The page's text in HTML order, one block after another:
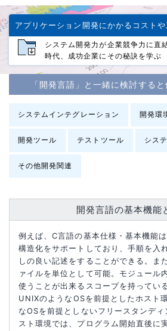
システム開発力が企業競争力に直
時代、成功企業にその秘訣を学ぶ
「開発言語」と一緒に検討する
システムインテグレーション 開発環
開発ツール テストツール シス
その他開発関連
開発言語の基本機能
例えば、C言語の基本仕様・基本機能は
構造化をサポートしており、手順を入
しの良い記述をすることができる。ま
ァイルを単位として可能。モジュール
使うことが出来るスコープを持ってい
UNIXのようなOSを前提としたホスト
なOSを前提としないフリースタンデ
スト環境では、プログラム開始直後に